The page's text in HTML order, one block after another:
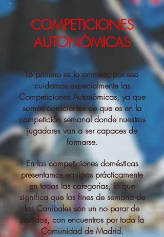
COMPETICIONES
AUTONÓMICAS
Lo primero es lo primero, por eso
cuidamos especialmente las
Competiciones Autonómicas, ya que
somos conscientes de que es en la
competición semanal donde nuestros
jugadores van a ser capaces de
formarse.
En las competiciones domésticas
presentamos equipos prácticamente
en todas las categorías, lo que
significa que los fines de semana de
los Caníbales son un no parar de
partidos, con encuentros por toda la
Comunidad de Madrid.